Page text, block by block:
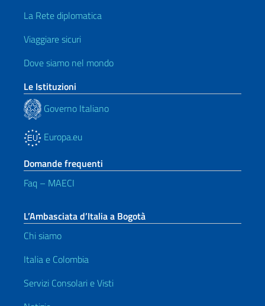
La Rete diplomatica
Viaggiare sicuri
Dove siamo nel mondo
Le Istituzioni
Governo Italiano
Europa.eu
Domande frequenti
Faq – MAECI
L’Ambasciata d’Italia a Bogotà
Chi siamo
Italia e Colombia
Servizi Consolari e Visti